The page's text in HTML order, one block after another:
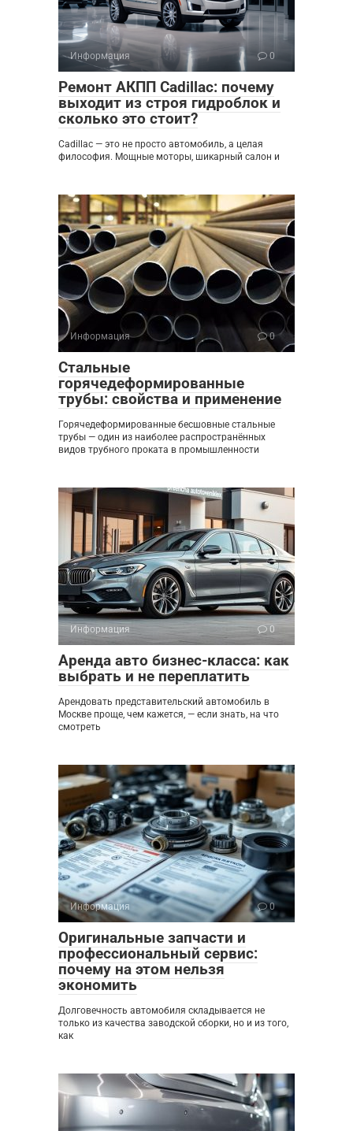
Информация 0
Ремонт АКПП Cadillac: почему
выходит из строя гидроблок и
сколько это стоит?
Cadillac — это не просто автомобиль, а целая
философия. Мощные моторы, шикарный салон и
Информация 0
Стальные
горячедеформированные
трубы: свойства и применение
Горячедеформированные бесшовные стальные
трубы — один из наиболее распространённых
видов трубного проката в промышленности
Информация 0
Аренда авто бизнес-класса: как
выбрать и не переплатить
Арендовать представительский автомобиль в
Москве проще, чем кажется, — если знать, на что
смотреть
Информация 0
Оригинальные запчасти и
профессиональный сервис:
почему на этом нельзя
экономить
Долговечность автомобиля складывается не
только из качества заводской сборки, но и из того,
как